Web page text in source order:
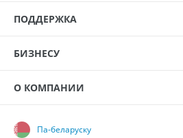
ПОДДЕРЖКА
БИЗНЕСУ
О КОМПАНИИ
Па-беларуску